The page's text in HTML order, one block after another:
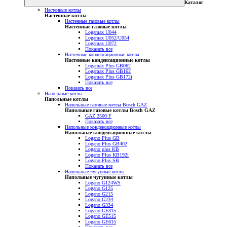
Каталог
Настенные котлы
Настенные котлы
Настенные газовые котлы
Настенные газовые котлы
Logamax U044
Logamax U052/U054
Logamax U072
Показать все
Настенные конденсационные котлы
Настенные конденсационные котлы
Logamax Plus GB062
Logamax Plus GB162
Logamax Plus GB172i
Показать все
Показать все
Напольные котлы
Напольные котлы
Напольные газовые котлы Bosch GAZ
Напольные газовые котлы Bosch GAZ
GAZ 2500 F
Показать все
Напольные конденсационные котлы
Напольные конденсационные котлы
Logano Plus GB
Logano Plus GB402
Logano plus KB
Logano Plus KB192i
Logano Plus SB
Показать все
Напольные чугунные котлы
Напольные чугунные котлы
Logano G124WS
Logano G125
Logano G215
Logano G234
Logano G334
Logano GE315
Logano GE515
Logano GE615